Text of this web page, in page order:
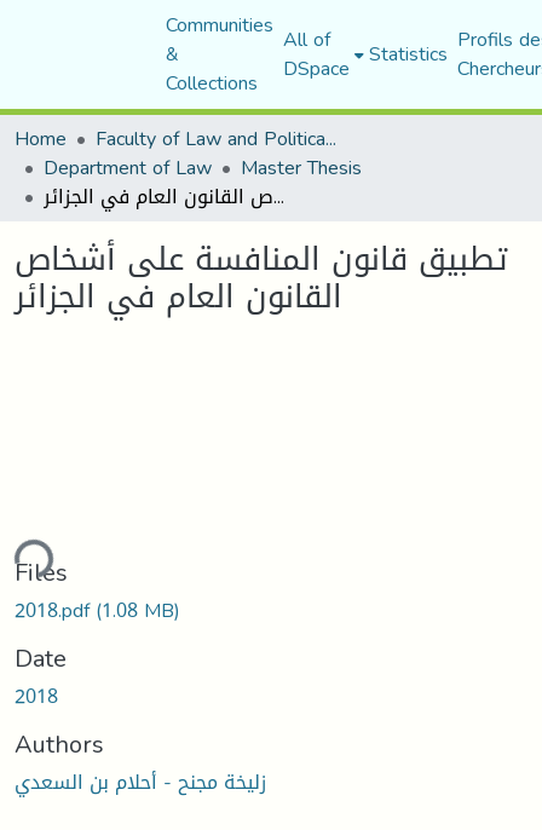
Communities
&
Collections
All of
DSpace Statistics Profils
Home
Faculty of Law and Political Science
Department of Law Master Thesis
تطبيق قانون المنافسة على أشخاص القانون العام في الجزائر
تطبيق قانون المنافسة على أشخاص
القانون العام في الجزائر
Files
2018.pdf(1.08 MB)
Date
2018
Authors
زليخة مجنح - أحلام بن السعدي